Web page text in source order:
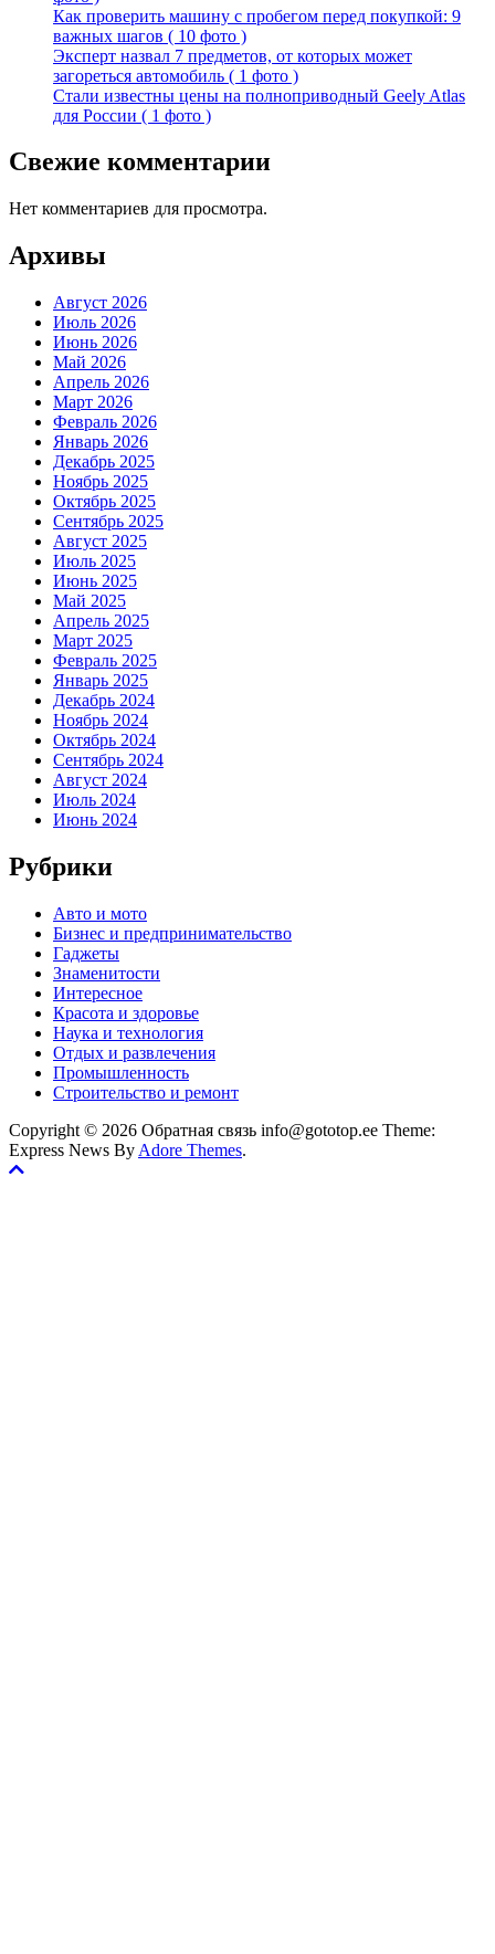
Как проверить машину с пробегом перед покупкой: 9
важных шагов ( 10 фото )
Эксперт назвал 7 предметов, от которых может
загореться автомобиль ( 1 фото )
Стали известны цены на полноприводный Geely Atlas
для России ( 1 фото )
Свежие комментарии
Нет комментариев для просмотра.
Архивы
Август 2026
Июль 2026
Июнь 2026
Май 2026
Апрель 2026
Март 2026
Февраль 2026
Январь 2026
Декабрь 2025
Ноябрь 2025
Октябрь 2025
Сентябрь 2025
Август 2025
Июль 2025
Июнь 2025
Май 2025
Апрель 2025
Март 2025
Февраль 2025
Январь 2025
Декабрь 2024
Ноябрь 2024
Октябрь 2024
Сентябрь 2024
Август 2024
Июль 2024
Июнь 2024
Рубрики
Авто и мото
Бизнес и предпринимательство
Гаджеты
Знаменитости
Интересное
Красота и здоровье
Наука и технология
Отдых и развлечения
Промышленность
Строительство и ремонт
Copyright © 2026 Обратная связь info@gototop.ee Theme:
Express News By Adore Themes.